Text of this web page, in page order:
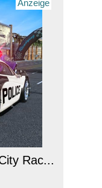
Anzeige
Rac...